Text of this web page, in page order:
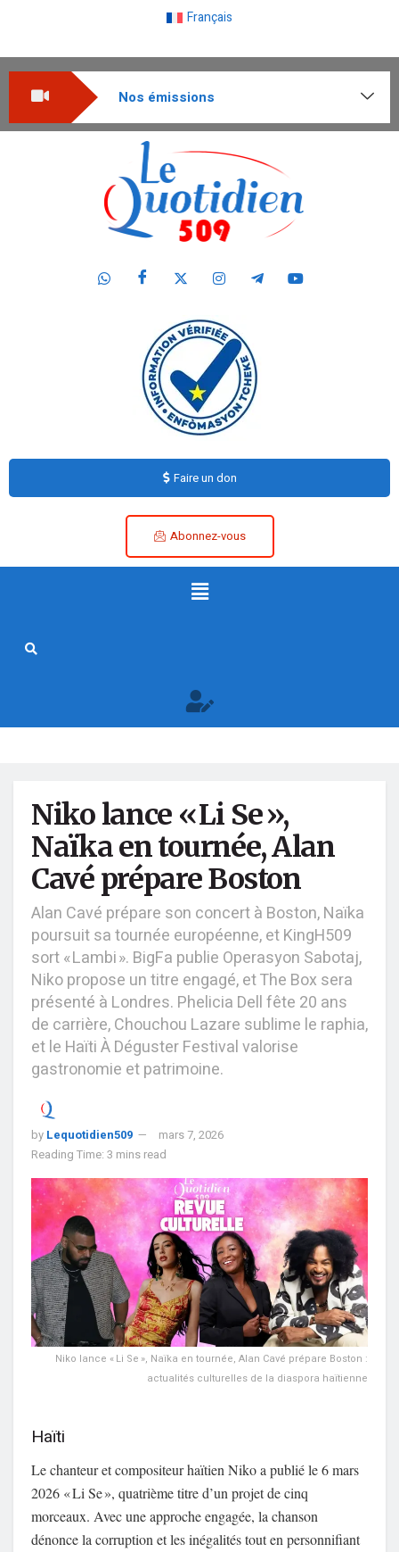
Français
Nos émissions
Faire un don
Abonnez-vous
Niko lance « Li Se »,
Naïka en tournée, Alan
Cavé prépare Boston
Alan Cavé prépare son concert à Boston, Naïka
poursuit sa tournée européenne, et KingH509
sort « Lambi ». BigFa publie Operasyon Sabotaj,
Niko propose un titre engagé, et The Box sera
présenté à Londres. Phelicia Dell fête 20 ans
de carrière, Chouchou Lazare sublime le raphia,
et le Haïti À Déguster Festival valorise
gastronomie et patrimoine.
by Lequotidien509
mars 7, 2026
Reading Time: 3 mins read
Niko lance « Li Se », Naïka en tournée, Alan Cavé prépare Boston :
actualités culturelles de la diaspora haïtienne
Haïti
Le chanteur et compositeur haïtien Niko a publié le 6 mars
2026 « Li Se », quatrième titre d’un projet de cinq
morceaux. Avec une approche engagée, la chanson
dénonce la corruption et les inégalités tout en personnifiant